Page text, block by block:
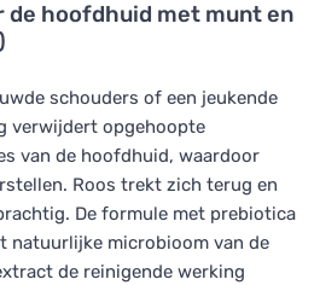
de hoofdhuid met munt en
schouders of een jeukende
verwijdert opgehoopte
van de hoofdhuid, waardoor
Roos trekt zich terug en
De formule met prebiotica
natuurlijke microbioom van de
de reinigende werking